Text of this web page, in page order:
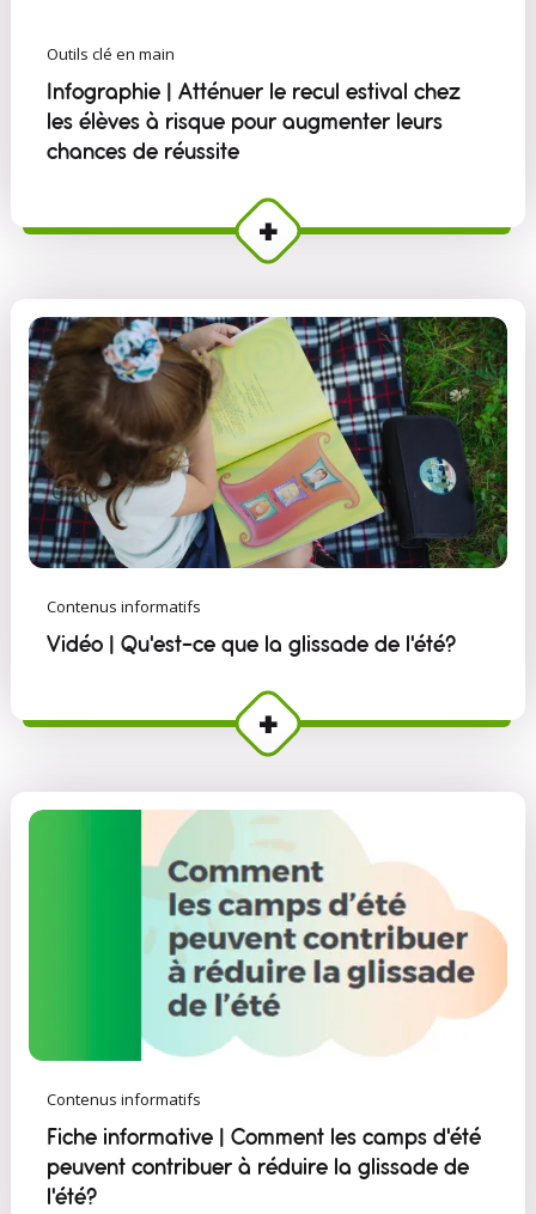
Outils clé en main
Infographie | Atténuer le recul estival chez
les élèves à risque pour augmenter leurs
chances de réussite
Contenus informatifs
Vidéo | Qu'est-ce que la glissade de l'été?
Contenus informatifs
Fiche informative | Comment les camps d'été
peuvent contribuer à réduire la glissade de
l'été?